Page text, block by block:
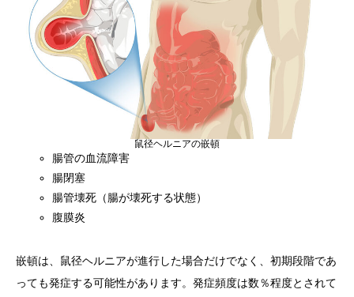
鼠径ヘルニアの嵌頓
腸管の血流障害
腸閉塞
腸管壊死（腸が壊死する状態）
腹膜炎
嵌頓は、鼠径ヘルニアが進行した場合だけでなく、初期段階であ
っても発症する可能性があります。発症頻度は数％程度とされて